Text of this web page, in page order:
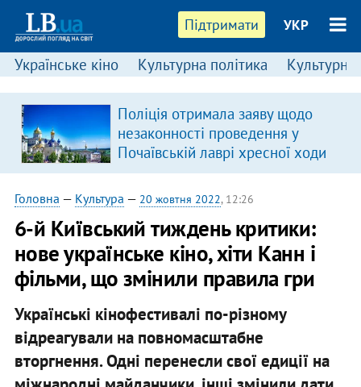
Підтримати УКР
Українське кіно Культурна політика Культурні
Поліція отримала заяву щодо
незаконності проведення у
Почаївській лаврі хресної ходи
Головна — Культура — 20 жовтня 2022, 12:26
6-й Київський тиждень критики:
нове українське кіно, хіти Канн і
фільми, що змінили правила гри
Українські кінофестивалі по-різному
відреагували на повномасштабне
вторгнення. Одні перенесли свої едиції на